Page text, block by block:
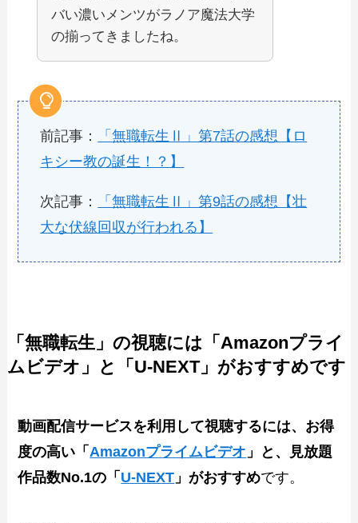
バい濃いメンツがラノア魔法大学
の揃ってきましたね。
前記事： 「無職転生Ⅱ」第7話の感想【ロ
キシー教の誕生！？】
次記事：
「無職転生Ⅱ」第9話の感想【壮
大な伏線回収が行われる】
「無職転生」の視聴には「Amazonプライ
ムビデオ」と「U-NEXT」がおすすめです
動画配信サービスを利用して視聴するには、お得
度の高い「 Amazonプライムビデオ 」と、見放題
作品数No.1の「 U-NEXT 」がおすすめです。